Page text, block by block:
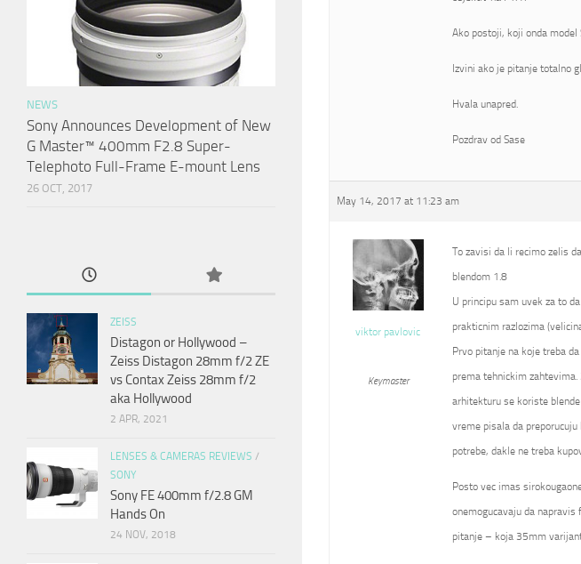
Ako postoji, koji onda model
Izvini ako je pitanje totalno
Hvala unapred.
Pozdrav od Sase
May 14, 2017 at 11:23 am
viktor pavlovic
Keymaster
To zavisi da li recimo zelis
blendom 1.8
U principu sam uvek za to
prakticnim razlozima
Prvo pitanje na koje treba
prema tehnickim
arhitekturu se koriste
vreme pisala da
potrebe, dakle ne treba
Posto vec imas
onemogucavaju da
pitanje – koja 35mm
NEWS
Sony Announces Development of New
G Master™ 400mm F2.8 Super-
Telephoto Full-Frame E-mount Lens
26 OCT, 2017
ZEISS
Distagon or Hollywood –
Zeiss Distagon 28mm f/2 ZE
vs Contax Zeiss 28mm f/2
aka Hollywood
2 APR, 2021
LENSES & CAMERAS REVIEWS /
SONY
Sony FE 400mm f/2.8 GM
Hands On
24 NOV, 2018